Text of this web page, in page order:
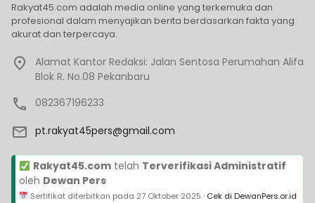
Rakyat45.com adalah media online yang terkemuka dan
profesional dalam menyajikan berita berdasarkan fakta yang
akurat dan terpercaya.
Alamat Kantor Redaksi: Jalan Sentosa Perumahan Alifa
Blok R. No.08 Pekanbaru
082367196233
pt.rakyat45pers@gmail.com
Rakyat45.comtelah Terverifikasi Administratif
oleh Dewan Pers
Sertifikat diterbitkan pada 27 Oktober 2025 · Cek di DewanPers.or.id